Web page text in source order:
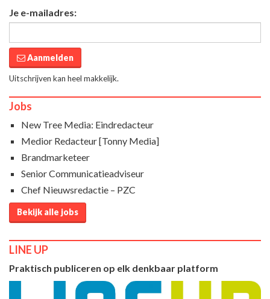
Je e-mailadres:
Aanmelden
Uitschrijven kan heel makkelijk.
Jobs
New Tree Media: Eindredacteur
Medior Redacteur [Tonny Media]
Brandmarketeer
Senior Communicatieadviseur
Chef Nieuwsredactie – PZC
Bekijk alle jobs
LINE UP
Praktisch publiceren op elk denkbaar platform